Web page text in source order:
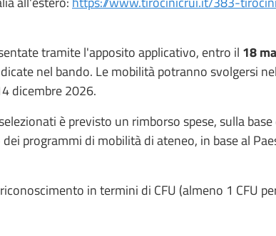
tramite l'apposito applicativo, entro il 18
nel bando. Le mobilità potranno svolgersi
dicembre 2026.
è previsto un rimborso spese, sulla base
programmi di mobilità di ateneo, in base al
in termini di CFU (almeno 1 CFU